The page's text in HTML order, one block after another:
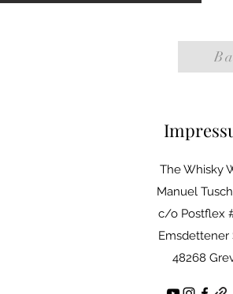
The Whisky
Manuel
c/o Postflex
Emsdettener
48268